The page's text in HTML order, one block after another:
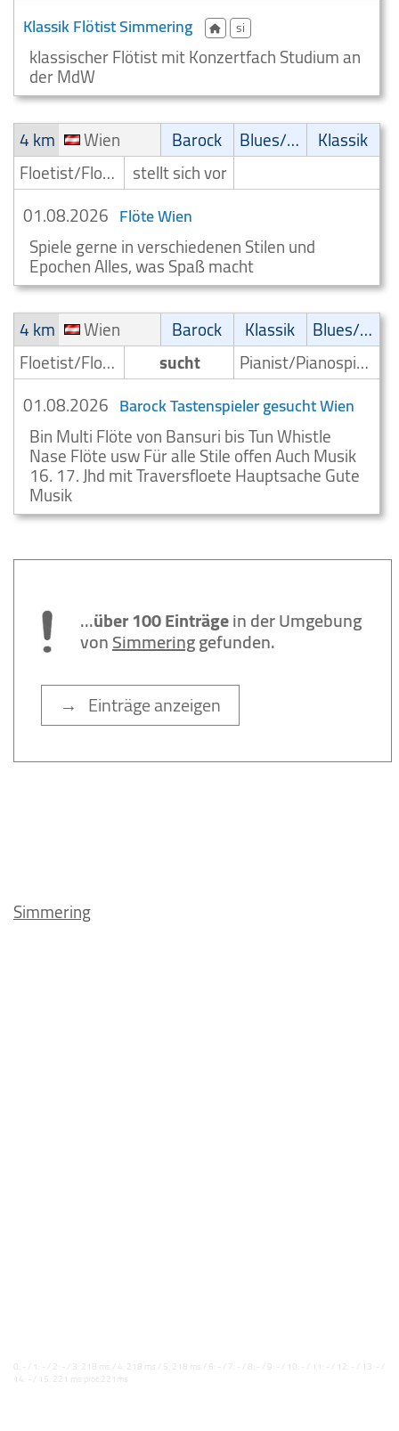
Klassik Flötist Simmering si
klassischer Flötist mit Konzertfach Studium an
der MdW
4 km
Wien Barock Blues/Swing
Klassik
Floetist/Floetenspieler
stellt sich vor
01.08.2026 Flöte Wien
Spiele gerne in verschiedenen Stilen und
Epochen Alles, was Spaß macht
4 km
Wien Barock Klassik
Blues/Swing
Floetist/Floetenspieler
sucht
Pianist/Pianospieler
01.08.2026 Barock Tastenspieler gesucht Wien
Bin Multi Flöte von Bansuri bis Tun Whistle
Nase Flöte usw Für alle Stile offen Auch Musik
16. 17. Jhd mit Traversfloete Hauptsache Gute
Musik
...über 100 Einträgein der Umgebung
vonSimmeringgefunden.
→ Einträge anzeigen
Simmering
0: - / 1: - / 2: - / 3: 218 ms / 4: 218 ms / 5: 218 ms / 6: - / 7: - / 8: - / 9: - / 10: - / 11: - / 12: - / 13: - /
14: - / 15: 221 ms proc:221ms